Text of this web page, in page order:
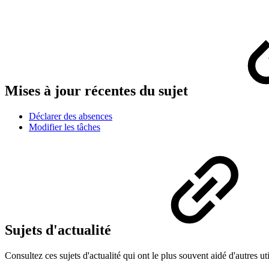
Mises à jour récentes du sujet
Déclarer des absences
Modifier les tâches
Sujets d'actualité
Consultez ces sujets d'actualité qui ont le plus souvent aidé d'autres